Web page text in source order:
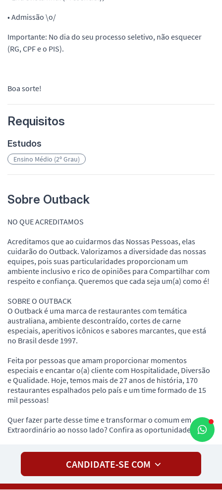
• Admissão \o/
Importante: No dia do seu processo seletivo, não esquecer
(RG, CPF e o PIS).
Boa sorte!
Requisitos
Estudos
Ensino Médio (2º Grau)
Sobre Outback
NO QUE ACREDITAMOS
Acreditamos que ao cuidarmos das Nossas Pessoas, elas
cuidarão do Outback. Valorizamos a diversidade das nossas
equipes, pois suas particularidades proporcionam um
ambiente inclusivo e rico de opiniões para Compartilhar com
respeito e confiança. Queremos que cada seja um(a) como é!
SOBRE O OUTBACK
O Outback é uma marca de restaurantes com temática
australiana, ambiente descontraído, cortes de carne
especiais, aperitivos icônicos e sabores marcantes, que está
no Brasil desde 1997.
Feita por pessoas que amam proporcionar momentos
especiais e encantar o(a) cliente com Hospitalidade, Diversão
e Qualidade. Hoje, temos mais de 27 anos de história, 170
restaurantes espalhados pelo país e um time formado de 15
mil pessoas!
Quer fazer parte desse time e transformar o comum em
Extraordinário ao nosso lado? Confira as oportunidades!
CANDIDATE-SE COM